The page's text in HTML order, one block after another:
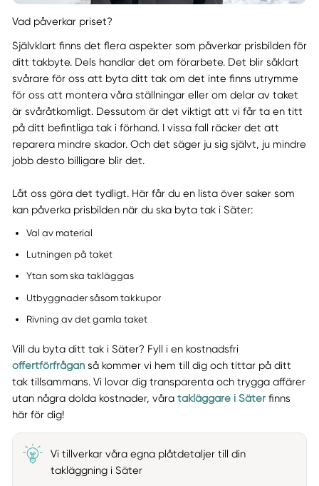
Vad påverkar priset?
Självklart finns det flera aspekter som påverkar prisbilden för
ditt takbyte. Dels handlar det om förarbete. Det blir såklart
svårare för oss att byta ditt tak om det inte finns utrymme
för oss att montera våra ställningar eller om delar av taket
är svåråtkomligt. Dessutom är det viktigt att vi får ta en titt
på ditt befintliga tak i förhand. I vissa fall räcker det att
reparera mindre skador. Och det säger ju sig självt, ju mindre
jobb desto billigare blir det.
Låt oss göra det tydligt. Här får du en lista över saker som
kan påverka prisbilden när du ska byta tak i Säter:
Val av material
Lutningen på taket
Ytan som ska takläggas
Utbyggnader såsom takkupor
Rivning av det gamla taket
Vill du byta ditt tak i Säter? Fyll i en kostnadsfri
offertförfråganså kommer vi hem till dig och tittar på ditt
tak tillsammans. Vi lovar dig transparenta och trygga affärer
utan några dolda kostnader, våra takläggare i Säterfinns
här för dig!
Vi tillverkar våra egna plåtdetaljer till din
takläggning i Säter